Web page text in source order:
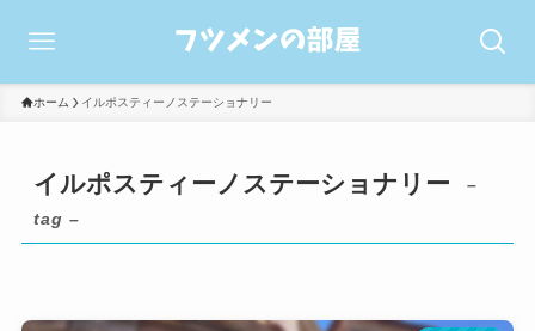
ホーム イルポスティーノステーショナリー
イルポスティーノステーショナリー
–
tag –